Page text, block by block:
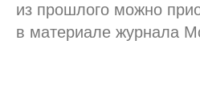
из прошлого можно
в материале журнала